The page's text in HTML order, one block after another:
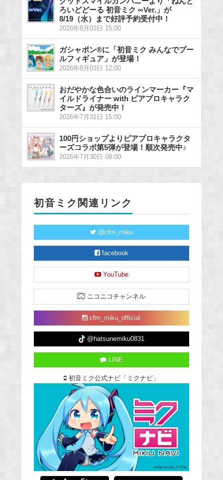
ろいどどーる 初音ミク ∞Ver.」が
8/19（水）まで好評予約受付中！
2026年8月03日 15:00
ガシャポン®に「初音ミク みんなでプー
ルフィギュア」が登場！
2026年8月03日 12:00
おだやかな色合いのラインマーカー『マ
イルドライナー with ピアプロキャラク
ターズ』が発売中！
2026年7月31日 15:00
100円ショップよりピアプロキャラクタ
ーズコラボ第5弾が登場！順次発売中♪
2026年7月30日 09:00
初音ミク関連リンク
@cfm_miku
facebook
YouTube
ニコニコチャンネル
cfm_miku_official
@hatsunemiku0831
LINE
初音ミク公式ナビ「ミクナビ」